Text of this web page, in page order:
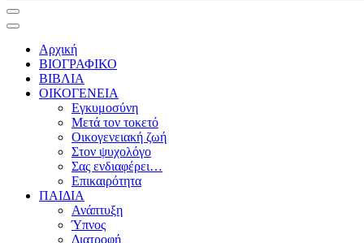
Αρχική
ΒΙΟΓΡΑΦΙΚΟ
ΒΙΒΛΙΑ
ΟΙΚΟΓΕΝΕΙΑ
Εγκυμοσύνη
Μετά τον τοκετό
Οικογενειακή ζωή
Στον ψυχολόγο
Σας ενδιαφέρει…
Επικαιρότητα
ΠΑΙΔΙΑ
Ανάπτυξη
Ύπνος
Διατροφή